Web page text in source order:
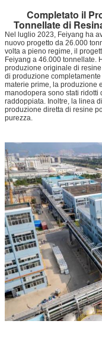
Completato il
Tonnellate di
Nel luglio 2023, Feiyang ha
nuovo progetto da 26.000
volta a pieno regime, il
Feiyang a 46.000 tonnellate.
produzione originale di
di produzione
materie prime, la produzione
manodopera sono stati ridotti
raddoppiata. Inoltre, la linea
produzione diretta di resine
purezza.